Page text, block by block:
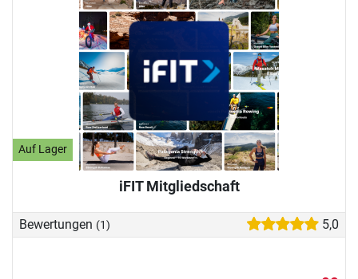
Auf Lager
iFIT Mitgliedschaft
Bewertungen (1) 5,0